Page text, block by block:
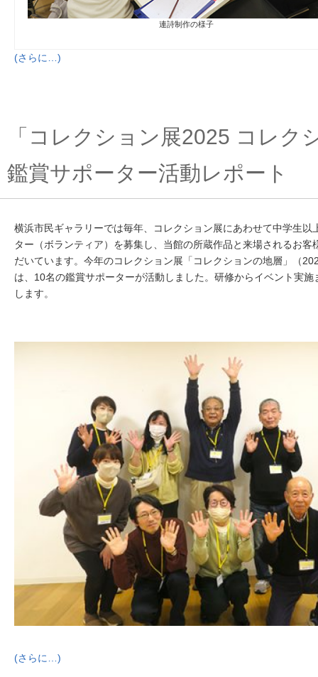
連詩制作の様子
(さらに…)
「コレクション展2025 コレク
鑑賞サポーター活動レポート
横浜市民ギャラリーでは毎年、コレクション展にあわせて中学生以
ター（ボランティア）を募集し、当館の所蔵作品と来場されるお客
だいています。 今年のコレクション展「コレクションの地層」（
は、10名の鑑賞サポーターが活動しました。研修からイベント実
します。
(さらに…)